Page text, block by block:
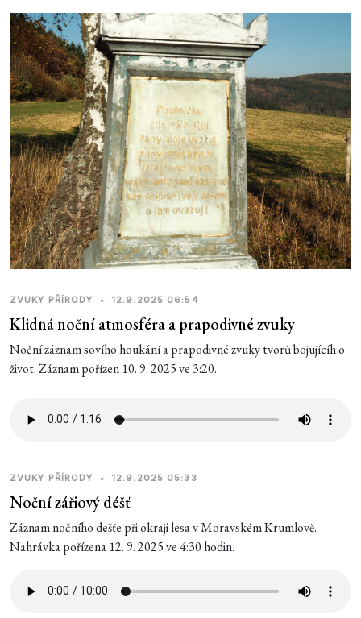
ZVUKY PŘÍRODY • 12.9.2025 06:54
Klidná noční atmosféra a prapodivné zvuky
Noční záznam sovího houkání a prapodivné zvuky tvorů bojujícíh o
život. Záznam pořízen 10. 9. 2025 ve 3:20.
ZVUKY PŘÍRODY • 12.9.2025 05:33
Noční zářiový déšť
Záznam nočního dešťe při okraji lesa v Moravském Krumlově.
Nahrávka pořízena 12. 9. 2025 ve 4:30 hodin.